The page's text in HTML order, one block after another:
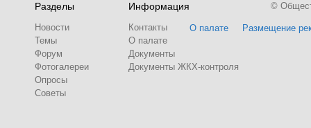
Разделы
Новости
Темы
Форум
Фотогалереи
Опросы
Советы
Информация
Контакты
О палате
Документы
Документы ЖКХ-контроля
О палате Размещение
©